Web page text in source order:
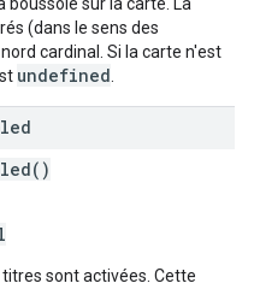
(dans le sens des
cardinal. Si la carte n'est
undefined
sont activées. Cette